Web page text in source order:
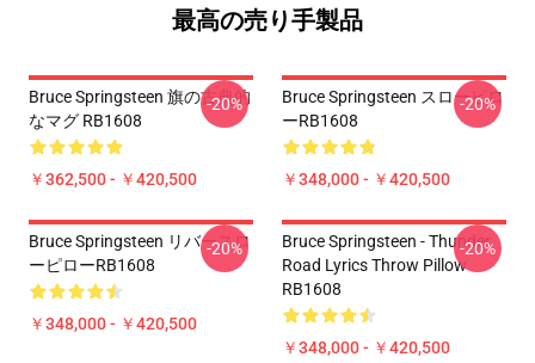
最高の売り手製品
Bruce Springsteen 旗の古典的
なマグ RB1608
￥362,500 - ￥420,500
-20%
Bruce Springsteen スローピロ
ーRB1608
￥348,000 - ￥420,500
-20%
Bruce Springsteen リバースロ
ーピローRB1608
￥348,000 - ￥420,500
-20%
Bruce Springsteen - Thunder
Road Lyrics Throw Pillow
RB1608
￥348,000 - ￥420,500
-20%